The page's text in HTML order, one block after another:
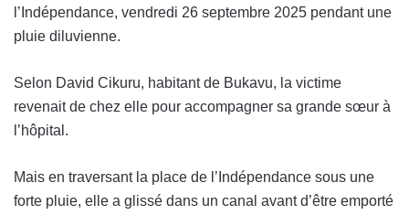
l’Indépendance, vendredi 26 septembre 2025 pendant une
pluie diluvienne.
Selon David Cikuru, habitant de Bukavu, la victime
revenait de chez elle pour accompagner sa grande sœur à
l’hôpital.
Mais en traversant la place de l’Indépendance sous une
forte pluie, elle a glissé dans un canal avant d’être emporté